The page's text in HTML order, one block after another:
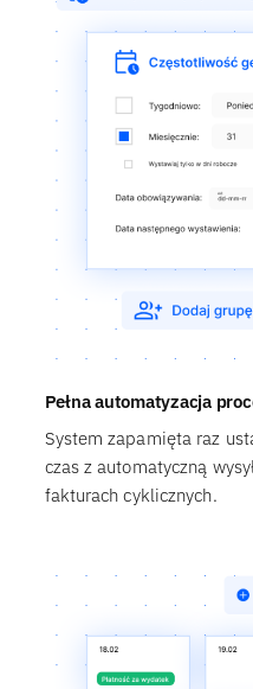
Pełna automatyzacja
System zapamięta raz
czas z automatyczną
fakturach cyklicznych.